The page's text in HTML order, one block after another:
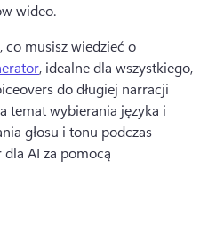
wideo.
co musisz wiedzieć o
, idealne dla wszystkiego,
do długiej narracji
temat wybierania języka i
głosu i tonu podczas
AI za pomocą